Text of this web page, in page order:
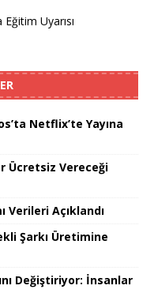
Uyarısı
Netflix’te Yayına
Ücretsiz Vereceği
Verileri Açıklandı
Şarkı Üretimine
Değiştiriyor: İnsanlar